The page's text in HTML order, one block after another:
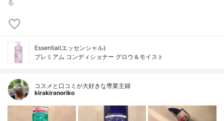
る
Essential(エッセンシャル)
プレミアム コンディショナー グロウ＆モイスト
コスメと口コミが大好きな専業主婦
kirakiranoriko